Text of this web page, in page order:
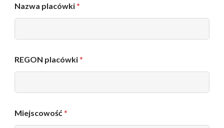
t
n
k
w
s
z
o
e
n
Nazwa placówki*
REGON placówki*
Miejscowość*